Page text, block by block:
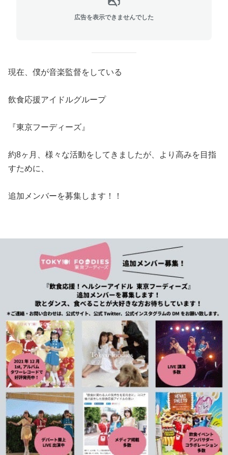
広告を表示できませんでした
現在、僕が音楽監督をしている
飲食応援アイドルグループ
『東京フーディーズ』
約8ヶ月、様々な活動をしてきましたが、より高みを目指
すために、
追加メンバーを募集します！！